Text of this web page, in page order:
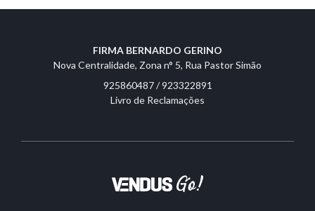
FIRMA BERNARDO GERINO
Nova Centralidade, Zona n° 5, Rua Pastor Simão
925860487 / 923322891
Livro de Reclamações